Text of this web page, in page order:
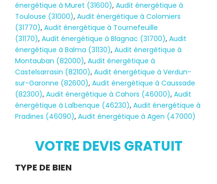
Diagnostic
énergétique à Muret (31600),Audit énergétique à
Toulouse (31000),Audit énergétique à Colomiers
(31770),Audit énergétique à Tournefeuille
(31170),Audit énergétique à Blagnac (31700),Audit
énergétique à Balma (31130),Audit énergétique à
Montauban (82000),Audit énergétique à
Castelsarrasin (82100),Audit énergétique à Verdun-
sur-Garonne (82600),Audit énergétique à Caussade
(82300),Audit énergétique à Cahors (46000),Audit
énergétique à Lalbenque (46230),Audit énergétique à
Pradines (46090),Audit énergétique à Agen (47000)
VOTRE DEVIS GRATUIT
Demande
TYPE DE BIEN